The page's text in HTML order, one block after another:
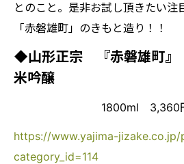
とのこと。是非お試し頂きたい注
「赤磐雄町」のきもと造り！！
◆山形正宗 『赤磐雄町
米吟醸
1800ml 3,360
https://www.yajima-
category_id=114